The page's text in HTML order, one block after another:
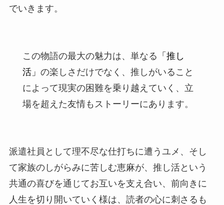
でいきます。
この物語の最大の魅力は、単なる 「推し
活」 の楽しさだけでなく、推しがいること
によって現実の困難を乗り越えていく、立
場を超えた友情もストーリーにあります。
派遣社員として理不尽な仕打ちに遭うユメ、そし
て家族のしがらみに苦しむ恵麻が、推し活という
共通の喜びを通じてお互いを支え合い、前向きに
人生を切り開いていく様は、読者の心に刺さるも